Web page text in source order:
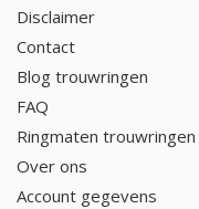
Disclaimer
Contact
Blog trouwringen
FAQ
Ringmaten trouwringen
Over ons
Account gegevens